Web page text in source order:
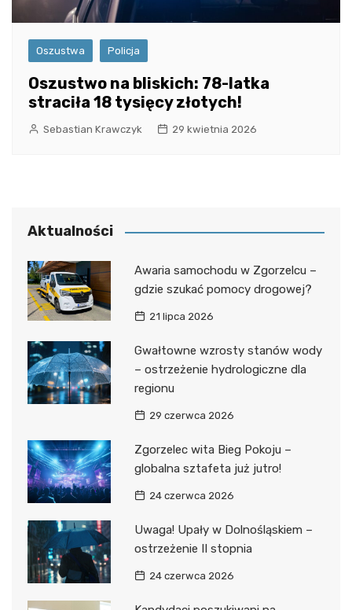
Oszustwa Policja
Oszustwo na bliskich: 78-latka
straciła 18 tysięcy złotych!
Sebastian Krawczyk 29 kwietnia 2026
Aktualności
Awaria samochodu w Zgorzelcu –
gdzie szukać pomocy drogowej?
21 lipca 2026
Gwałtowne wzrosty stanów wody
– ostrzeżenie hydrologiczne dla
regionu
29 czerwca 2026
Zgorzelec wita Bieg Pokoju –
globalna sztafeta już jutro!
24 czerwca 2026
Uwaga! Upały w Dolnośląskiem –
ostrzeżenie II stopnia
24 czerwca 2026